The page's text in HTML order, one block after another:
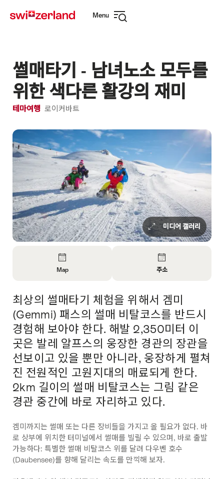
navigation
Menu
썰매타기 - 남녀노소 모두를
위한 색다른 활강의 재미
테마여행 로이커바트
미디어 갤러리
About
Map
Map
About
Contact
주소
Intro
최상의 썰매타기 체험을 위해서 겜미
(Gemmi) 패스의 썰매 비탈코스를 반드시
경험해 보아야 한다. 해발 2,350미터 이
곳은 발레 알프스의 웅장한 경관의 장관을
선보이고 있을 뿐만 아니라, 웅장하게 펼쳐
진 전원적인 고원지대의 매료되게 한다.
2km 길이의 썰매 비탈코스는 그림 같은
경관 중간에 바로 자리하고 있다.
겜미까지는 썰매 또는 다른 장비들을 가지고 올 필요가 없다. 바
로 상부에 위치한 터미널에서 썰매를 빌릴 수 있으며, 바로 출발
가능하다: 특별한 썰매 비탈코스 위를 달려 다우벤 호수
(Daubensee)를 향해 달리는 속도를 만끽해 보자.